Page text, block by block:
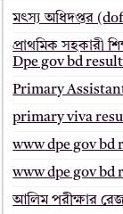
মৎস্য অধিদপ্তর
প্রাথমিক সহকারী
Dpe gov bd
Primary
primary viva
www dpe gov bd
www dpe gov bd
আলিম পরীক্ষার